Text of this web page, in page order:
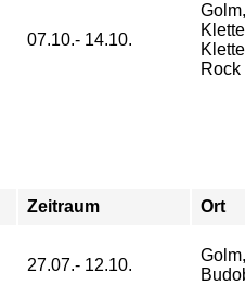
07.10.- 14.10.
Rock
Zeitraum Ort
27.07.- 12.10.